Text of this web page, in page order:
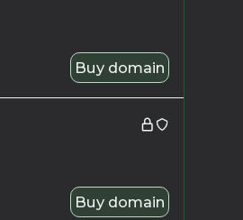
Buy domain
Buy domain